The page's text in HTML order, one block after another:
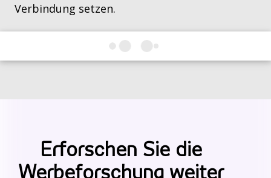
Verbindung setzen.
Erforschen Sie die
Werbeforschung weiter